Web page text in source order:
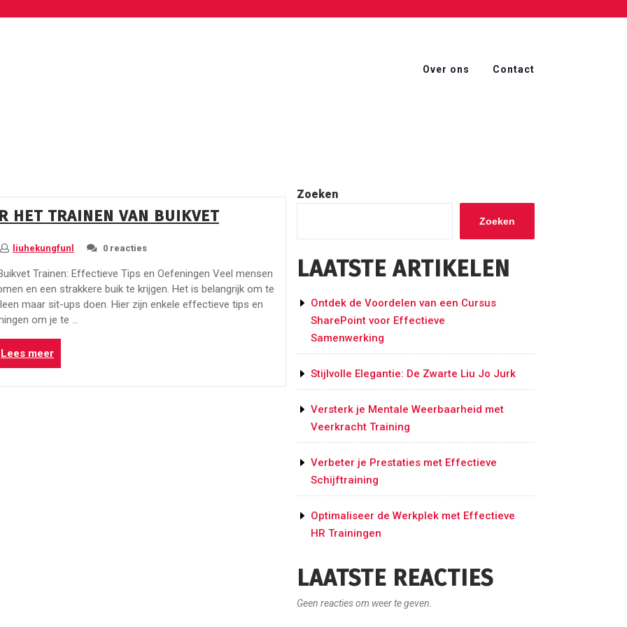
Over ons Contact
HET TRAINEN VAN BUIKVET
liuhekungfunl 0 reacties
Trainen: Effectieve Tips en Oefeningen Veel mensen
en een strakkere buik te krijgen. Het is belangrijk om te
maar sit-ups doen. Hier zijn enkele effectieve tips en
om je te …
Lees meer“Effectieve
Tips
voor
Zoeken
Zoeken
LAATSTE ARTIKELEN
Ontdek de Voordelen van een Cursus
SharePoint voor Effectieve
Samenwerking
Stijlvolle Elegantie: De Zwarte Liu Jo Jurk
Versterk je Mentale Weerbaarheid met
Veerkracht Training
Verbeter je Prestaties met Effectieve
Schijftraining
Optimaliseer de Werkplek met Effectieve
HR Trainingen
LAATSTE REACTIES
Geen reacties om weer te geven.